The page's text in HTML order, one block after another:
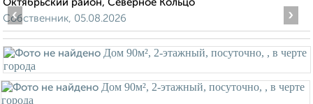
Октябрьский район, Северное Кольцо
Собственник, 05.08.2026
‹ ›